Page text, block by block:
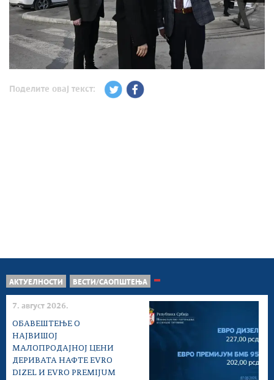
Поделите овај текст:
АКТУЕЛНОСТИ ВЕСТИ/САОПШТЕЊА
7. август 2026.
ОБАВЕШТЕЊЕ О
НАЈВИШОЈ
МАЛОПРОДАЈНОЈ ЦЕНИ
ДЕРИВАТА НАФТЕ EVRO
DIZEL И EVRO PREMIJUM